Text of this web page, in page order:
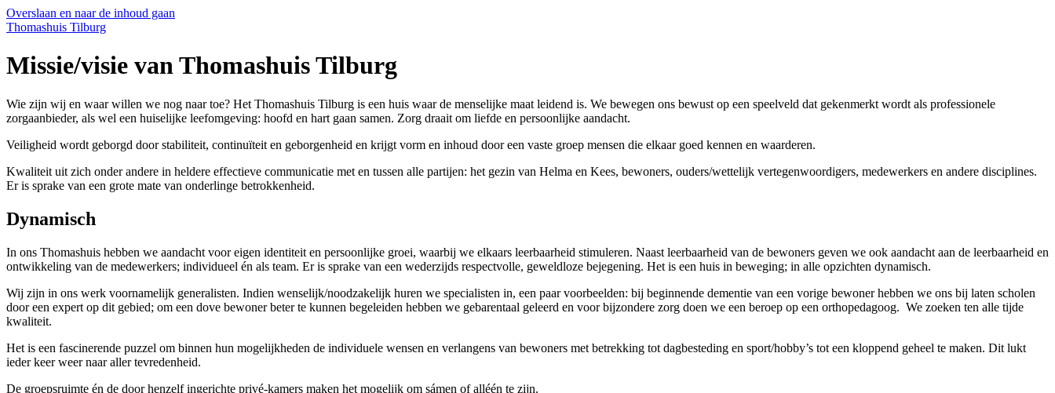
Overslaan en naar de inhoud gaan
Thomashuis Tilburg
Missie/visie van Thomashuis Tilburg
Wie zijn wij en waar willen we nog naar toe? Het Thomashuis Tilburg is een huis waar de menselijke maat leidend is. We bewegen ons bewust op een speelveld dat gekenmerkt wordt als professionele
zorgaanbieder, als wel een huiselijke leefomgeving: hoofd en hart gaan samen. Zorg draait om liefde en persoonlijke aandacht.
Veiligheid wordt geborgd door stabiliteit, continuïteit en geborgenheid en krijgt vorm en inhoud door een vaste groep mensen die elkaar goed kennen en waarderen.
Kwaliteit uit zich onder andere in heldere effectieve communicatie met en tussen alle partijen: het gezin van Helma en Kees, bewoners, ouders/wettelijk vertegenwoordigers, medewerkers en andere disciplines.
Er is sprake van een grote mate van onderlinge betrokkenheid.
Dynamisch
In ons Thomashuis hebben we aandacht voor eigen identiteit en persoonlijke groei, waarbij we elkaars leerbaarheid stimuleren. Naast leerbaarheid van de bewoners geven we ook aandacht aan de leerbaarheid en
ontwikkeling van de medewerkers; individueel én als team. Er is sprake van een wederzijds respectvolle, geweldloze bejegening. Het is een huis in beweging; in alle opzichten dynamisch.
Wij zijn in ons werk voornamelijk generalisten. Indien wenselijk/noodzakelijk huren we specialisten in, een paar voorbeelden: bij beginnende dementie van een vorige bewoner hebben we ons bij laten scholen
door een expert op dit gebied; om een dove bewoner beter te kunnen begeleiden hebben we gebarentaal geleerd en voor bijzondere zorg doen we een beroep op een orthopedagoog. We zoeken ten alle tijde
kwaliteit.
Het is een fascinerende puzzel om binnen hun mogelijkheden de individuele wensen en verlangens van bewoners met betrekking tot dagbesteding en sport/hobby’s tot een kloppend geheel te maken. Dit lukt
ieder keer weer naar aller tevredenheid.
De groepsruimte én de door henzelf ingerichte privé-kamers maken het mogelijk om sámen of alléén te zijn.